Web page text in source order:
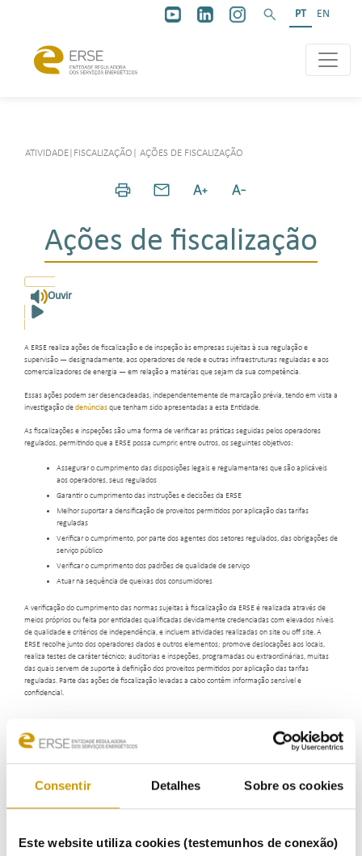
Consentir Detalhes Sobre os cookies
Este website utiliza cookies (testemunhos de conexão)
PT EN
ATIVIDADE FISCALIZAÇÃO AÇÕES DE FISCALIZAÇÃO
Ações de fiscalização
Ouvir
A ERSE realiza ações de fiscalização e de inspeção às empresas sujeitas à sua regulação e
supervisão — designadamente, aos operadores de rede e outras infraestruturas reguladas e aos
comercializadores de energia — em relação a matérias que sejam da sua competência.
Essas ações podem ser desencadeadas, independentemente de marcação prévia, tendo em vista a
investigação dedenúnciasque tenham sido apresentadas a esta Entidade.
As fiscalizações e inspeções são uma forma de verificar as práticas seguidas pelos operadores
regulados, permitindo que a ERSE possa cumprir, entre outros, os seguintes objetivos:
Assegurar o cumprimento das disposições legais e regulamentares que são aplicáveis
aos operadores, seus regulados
Garantir o cumprimento das instruções e decisões da ERSE
Melhor suportar a densificação de proveitos permitidos por aplicação das tarifas
reguladas
Verificar o cumprimento, por parte dos agentes dos setores regulados, das obrigações de
serviço público
Verificar o cumprimento dos padrões de qualidade de serviço
Atuar na sequência de queixas dos consumidores
A verificação do cumprimento das normas sujeitas à fiscalização da ERSE é realizada através de
meios próprios ou feita por entidades qualificadas devidamente credenciadas com elevados níveis
de qualidade e critérios de independência, e incluem atividades realizadas on site ou off site. A
ERSE recolhe junto dos operadores dados e outros elementos; promove deslocações aos locais,
realiza testes de caráter técnico; auditorias e inspeções, programadas ou extraordinárias, muitas
das quais servem de suporte à definição dos proveitos permitidos por aplicação das tarifas
reguladas. Parte das ações de fiscalização levadas a cabo contêm informação sensível e
confidencial.